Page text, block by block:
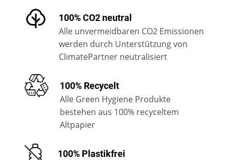
100% CO2 neutral
Alle unvermeidbaren CO2 Emissionen
werden durch Unterstützung von
ClimatePartner neutralisiert
100% Recycelt
Alle Green Hygiene Produkte
bestehen aus 100% recyceltem
Altpapier
100% Plastikfrei